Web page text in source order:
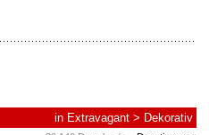
in Extravagant > Dekorativ